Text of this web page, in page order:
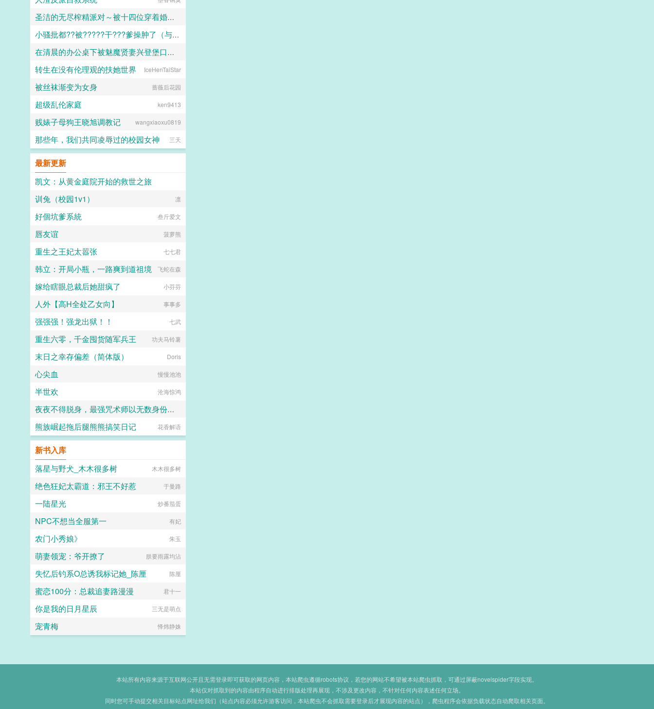
圣洁的无尽榨精派对～被十四位穿着婚纱的舰娘新娘们在教堂内献上身体的集体婚礼～
火锅气候
小骚批都??被?????干???爹操肿了（与狼共枕）
百无禁忌
在清晨的办公桌下被魅魔贤妻兴登堡口交，夜晚在宴会厅角落的鞋交
火锅气候
转生在没有伦理观的扶她世界 IceHenTaiStar
被丝袜渐变为女身 蔷薇后花园
超级乱伦家庭 ken9413
贱婊子母狗王晓旭调教记 wangxiaoxu0819
那些年，我们共同凌辱过的校园女神 三天
最新更新
凯文：从黄金庭院开始的救世之旅
无名小作者595
训兔（校园1v1） 凛
好個坑爹系統 叁斤爱文
唇友谊 菠萝熊
重生之王妃太嚣张 七七君
韩立：开局小瓶，一路爽到道祖境 飞蛇在森
嫁给瞎眼总裁后她甜疯了 小芬芬
人外【高H全处乙女向】 事事多
强强强！强龙出狱！！ 七武
重生六零，千金囤货随军兵王 功夫马铃薯
末日之幸存偏差（简体版） Doris
心尖血 慢慢池池
半世欢 沧海惊鸿
夜夜不得脱身，最强咒术师以无数身份向我靠近
烤橙
熊族崛起拖后腿熊熊搞笑日记 花香解语
新书入库
落星与野犬_木木很多树
木木很多树
绝色狂妃太霸道：邪王不好惹 于曼路
一陆星光 炒番茄蛋
NPC不想当全服第一 有妃
农门小秀娘》 朱玉
萌妻领宠：爷开撩了 朕要雨露均沾
失忆后钓系O总诱我标记她_陈厘 陈厘
蜜恋100分：总裁追妻路漫漫 君十一
你是我的日月星辰 三无是萌点
宠青梅 怿炜静姝
本站所有内容来源于互联网公开且无需登录即可获取的网页内容，本站爬虫遵循robots协议，若您的网站不希望被本站爬虫抓取，可通过屏蔽novelspider字段实现。
本站仅对抓取到的内容由程序自动进行排版处理再展现，不涉及更改内容，不针对任何内容表述任何立场。
同时您可手动提交相关目标站点网址给我们（站点内容必须允许游客访问，本站爬虫不会抓取需要登录后才展现内容的站点），爬虫程序会依据负载状态自动爬取相关页面。